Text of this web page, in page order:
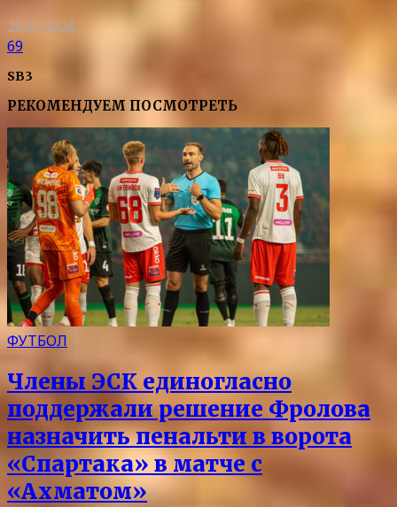
25.07.2026
69
SB3
РЕКОМЕНДУЕМ ПОСМОТРЕТЬ
ФУТБОЛ
Члены ЭСК единогласно
поддержали решение Фролова
назначить пенальти в ворота
«Спартака» в матче с
«Ахматом»